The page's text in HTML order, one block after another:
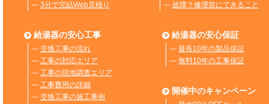
― 3分で完結Web見積り
― 故障？修理前にできること
給湯器の安心工事
― 交換工事の流れ
― 工事の対応エリア
― 工事の現地調査エリア
― 工事費用の詳細
― 交換工事の施工事例
給湯器の安心保証
― 最長10年の製品保証
― 無料10年の工事保証
開催中のキャンペーン